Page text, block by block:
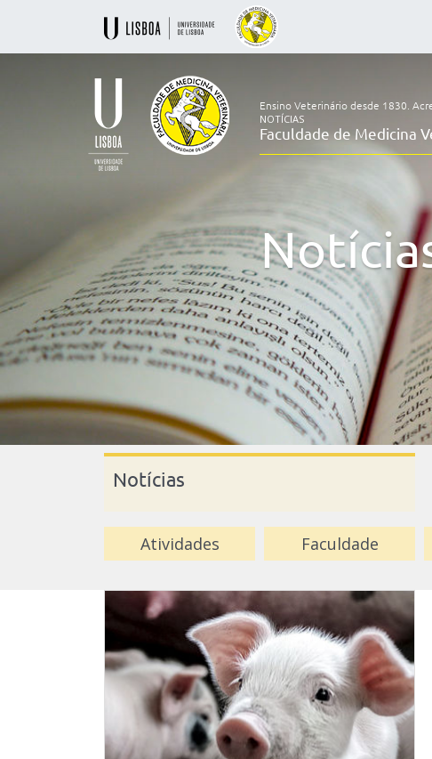
Faculdade
de
Medicina
Veterinária
Ensino Veterinário desde 1830.
Faculdade de Medicina
NOTÍCIAS
Notícias
Atividades Faculdade